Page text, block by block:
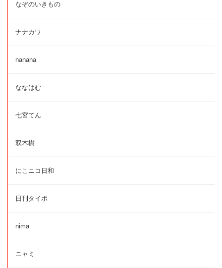
なぞのいきもの
ナナカワ
nanana
ななはむ
七宮てん
双木樹
にこニコ日和
日刊タイポ
nima
ニャミ